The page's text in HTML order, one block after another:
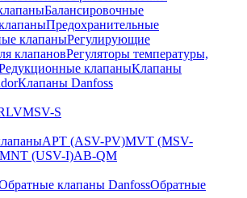
Балансировочные
Предохранительные
клапаныРегулирующие
клапановРегуляторы температуры,
клапаныКлапаны
Клапаны Danfoss
MSV-S
APT (ASV-PV)MVT (MSV-
MNT (USV-I)AB-QM
клапаны DanfossОбратные